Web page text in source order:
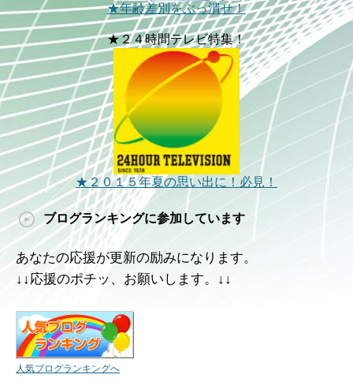
★年齢差別をぶっ潰せ！
★２４時間テレビ特集！
★２０１５年夏の思い出に！必見！
ブログランキングに参加しています
あなたの応援が更新の励みになります。
↓↓応援のポチッ、お願いします。↓↓
人気ブログランキングへ